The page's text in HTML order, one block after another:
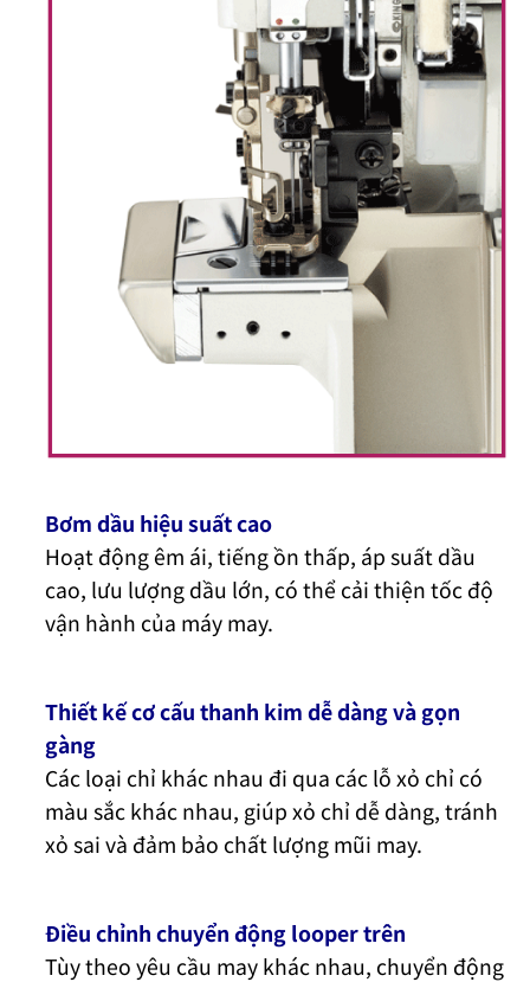
Bơm dầu hiệu suất cao
Hoạt động êm ái, tiếng ồn thấp, áp suất dầu
cao, lưu lượng dầu lớn, có thể cải thiện tốc độ
vận hành của máy may.
Thiết kế cơ cấu thanh kim dễ dàng và gọn
gàng
Các loại chỉ khác nhau đi qua các lỗ xỏ chỉ có
màu sắc khác nhau, giúp xỏ chỉ dễ dàng, tránh
xỏ sai và đảm bảo chất lượng mũi may.
Điều chỉnh chuyển động looper trên
Tùy theo yêu cầu may khác nhau, chuyển động